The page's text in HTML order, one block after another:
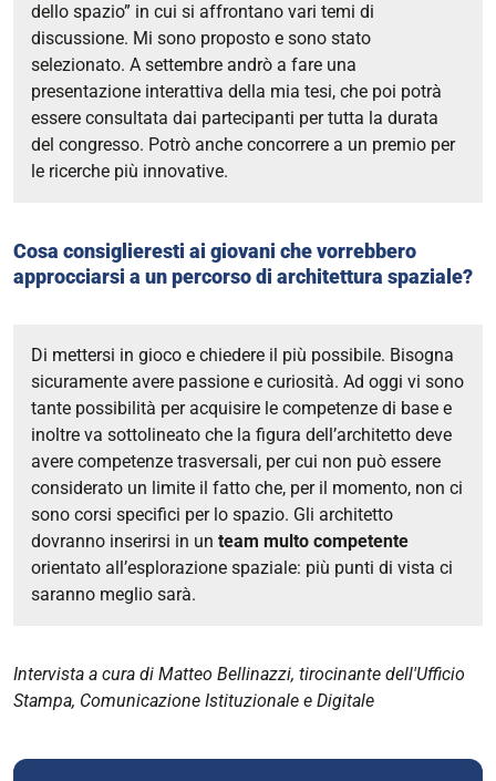
dello spazio” in cui si affrontano vari temi di
discussione. Mi sono proposto e sono stato
selezionato. A settembre andrò a fare una
presentazione interattiva della mia tesi, che poi potrà
essere consultata dai partecipanti per tutta la durata
del congresso. Potrò anche concorrere a un premio per
le ricerche più innovative.
Cosa consiglieresti ai giovani che vorrebbero
approcciarsi a un percorso di architettura spaziale?
Di mettersi in gioco e chiedere il più possibile. Bisogna
sicuramente avere passione e curiosità. Ad oggi vi sono
tante possibilità per acquisire le competenze di base e
inoltre va sottolineato che la figura dell’architetto deve
avere competenze trasversali, per cui non può essere
considerato un limite il fatto che, per il momento, non ci
sono corsi specifici per lo spazio. Gli architetto
dovranno inserirsi in un team multo competente
orientato all’esplorazione spaziale: più punti di vista ci
saranno meglio sarà.
Intervista a cura di Matteo Bellinazzi, tirocinante dell'Ufficio
Stampa, Comunicazione Istituzionale e Digitale